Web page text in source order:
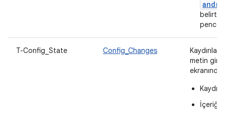
T-Config_State Config_Changes
metin
ekranında
İçeriği